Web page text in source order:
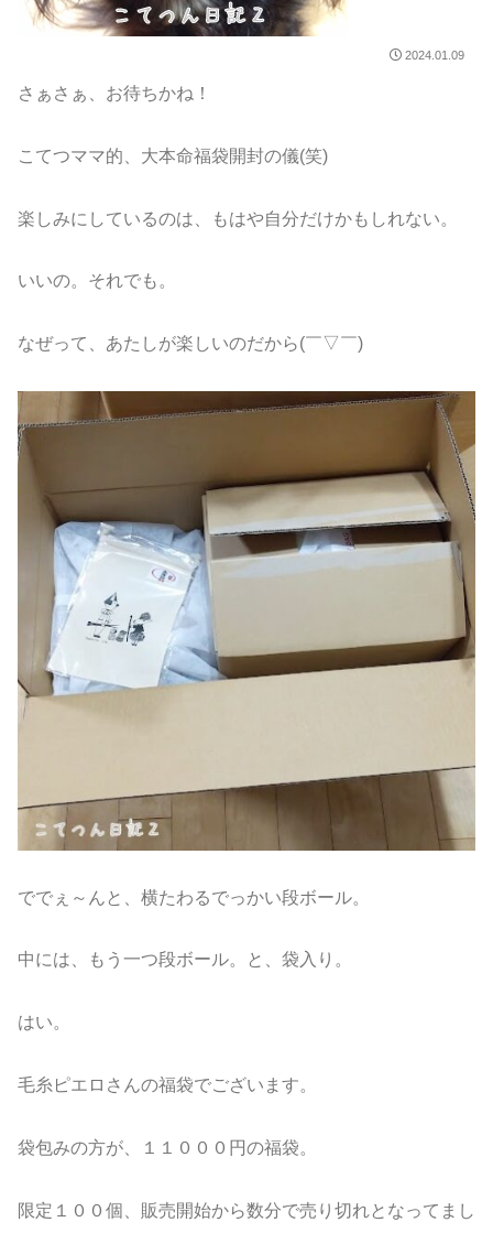
2024.01.09
さぁさぁ、お待ちかね！
こてつママ的、大本命福袋開封の儀(笑)
楽しみにしているのは、もはや自分だけかもしれない。
いいの。それでも。
なぜって、あたしが楽しいのだから(￣▽￣)
ででぇ～んと、横たわるでっかい段ボール。
中には、もう一つ段ボール。と、袋入り。
はい。
毛糸ピエロさんの福袋でございます。
袋包みの方が、１１０００円の福袋。
限定１００個、販売開始から数分で売り切れとなってまし